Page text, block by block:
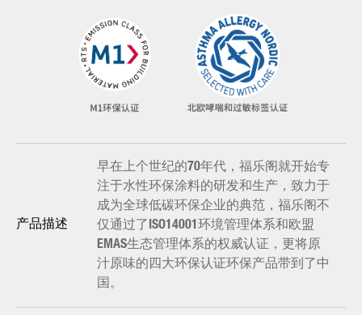
产品描述
早在上个世纪的70年代，福乐阁就开始专
注于水性环保涂料的研发和生产，致力于
成为全球低碳环保企业的典范，福乐阁不
仅通过了ISO14001环境管理体系和欧盟
EMAS生态管理体系的权威认证，更将原
汁原味的四大环保认证环保产品带到了中
国。